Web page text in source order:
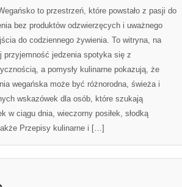
FIT
to przestrzeń, które powstało z pasji do
bez produktów odzwierzęcych i uważnego
do codziennego żywienia. To witryna, na
przyjemność jedzenia spotyka się z
a pomysły kulinarne pokazują, że
wegańska może być różnorodna, świeża i
wskazówek dla osób, które szukają
w ciągu dnia, wieczorny posiłek, słodką
Przepisy kulinarne i […]